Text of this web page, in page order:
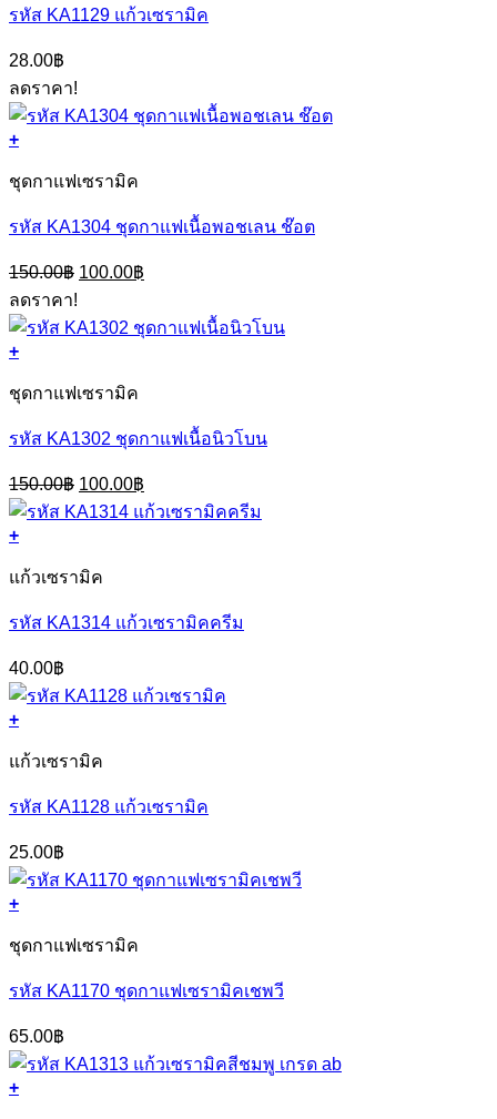
รหัส KA1129 แก้วเซรามิค
28.00฿
ลดราคา!
+
ชุดกาแฟเซรามิค
รหัส KA1304 ชุดกาแฟเนื้อพอชเลน ช๊อต
150.00฿ Original
price
150.00฿.
100.00฿
price
100.00฿.
ลดราคา!
+
ชุดกาแฟเซรามิค
รหัส KA1302 ชุดกาแฟเนื้อนิวโบน
150.00฿ Original
price
was:
100.00฿
price
is:
+
แก้วเซรามิค
รหัส KA1314 แก้วเซรามิคครีม
40.00฿
+
แก้วเซรามิค
รหัส KA1128 แก้วเซรามิค
25.00฿
+
ชุดกาแฟเซรามิค
รหัส KA1170 ชุดกาแฟเซรามิคเชพวี
65.00฿
+